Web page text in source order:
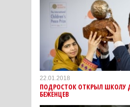
22.01.2018
ПОДРОСТОК ОТКРЫЛ ШКОЛУ
БЕЖЕНЦЕВ